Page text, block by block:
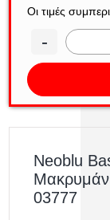
Neoblu
03777
Οι τιμές
-